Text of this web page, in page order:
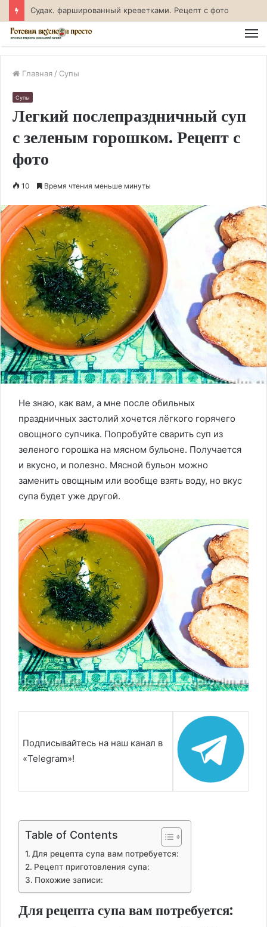
Главная / Супы
Супы
Легкий послепраздничный суп
с зеленым горошком. Рецепт с
фото
10 Время чтения меньше минуты
Не знаю, как вам, а мне после обильных
праздничных застолий хочется лёгкого горячего
овощного супчика. Попробуйте сварить суп из
зеленого горошка на мясном бульоне. Получается
и вкусно, и полезно. Мясной бульон можно
заменить овощным или вообще взять воду, но вкус
супа будет уже другой.
Подписывайтесь на наш канал в
«Telegram»!
Table of Contents
Для рецепта супа вам потребуется:
Рецепт приготовления супа:
Похожие записи:
Для рецепта супа вам потребуется: